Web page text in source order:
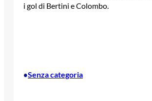
i gol di Bertini e Colombo.
•Senza categoria